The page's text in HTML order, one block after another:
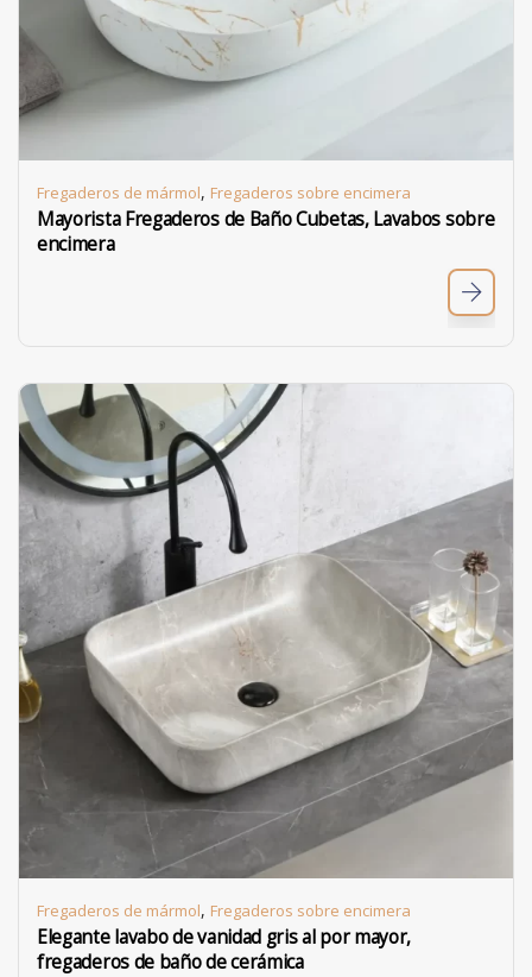
Fregaderos de mármol, Fregaderos sobre encimera
Mayorista Fregaderos de Baño Cubetas, Lavabos sobre
encimera
Fregaderos de mármol, Fregaderos sobre encimera
Elegante lavabo de vanidad gris al por mayor,
fregaderos de baño de cerámica